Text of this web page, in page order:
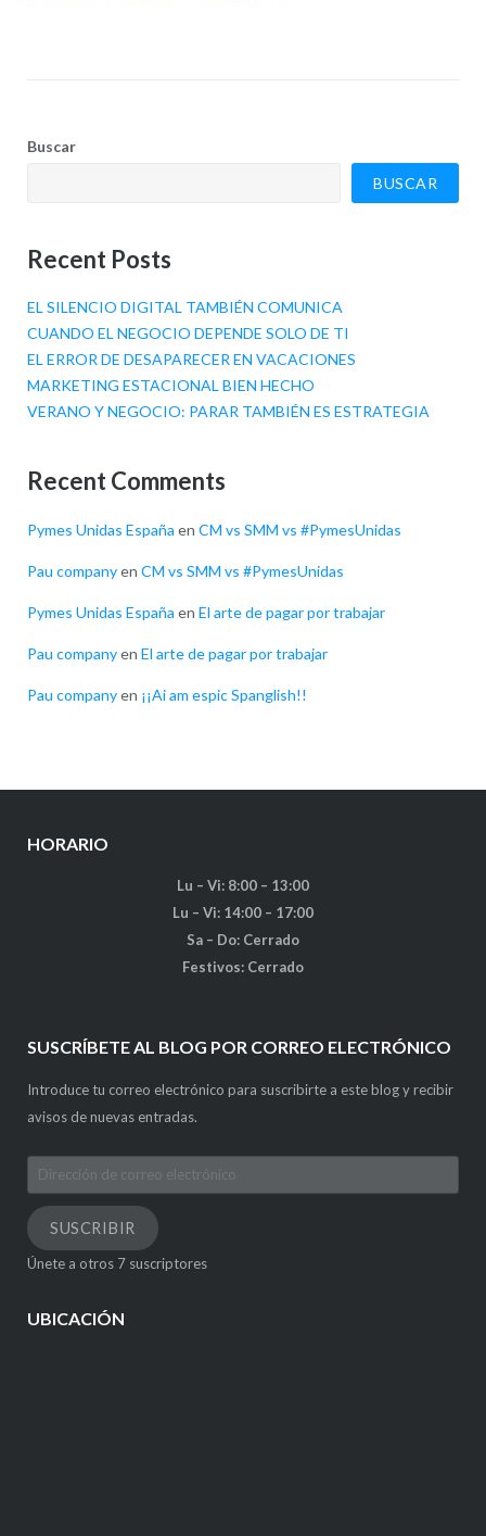
Buscar
BUSCAR
Recent Posts
EL SILENCIO DIGITAL TAMBIÉN COMUNICA
CUANDO EL NEGOCIO DEPENDE SOLO DE TI
EL ERROR DE DESAPARECER EN VACACIONES
MARKETING ESTACIONAL BIEN HECHO
VERANO Y NEGOCIO: PARAR TAMBIÉN ES ESTRATEGIA
Recent Comments
Pymes Unidas España en CM vs SMM vs #PymesUnidas
Pau companyen CM vs SMM vs #PymesUnidas
Pymes Unidas España en El arte de pagar por trabajar
Pau companyen El arte de pagar por trabajar
Pau companyen ¡¡Ai am espic Spanglish!!
HORARIO
Lu – Vi: 8:00 – 13:00
Lu – Vi: 14:00 – 17:00
Sa – Do: Cerrado
Festivos: Cerrado
SUSCRÍBETE AL BLOG POR CORREO ELECTRÓNICO
Introduce tu correo electrónico para suscribirte a este blog y recibir
avisos de nuevas entradas.
Dirección
de
correo
electrónico
SUSCRIBIR
Únete a otros 7 suscriptores
UBICACIÓN